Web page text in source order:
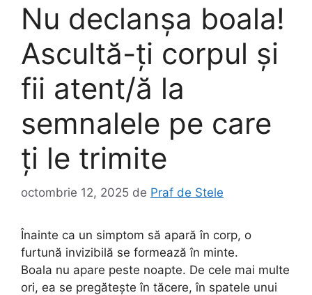
Nu declanșa boala!
Ascultă-ți corpul și
fii atent/ă la
semnalele pe care
ți le trimite
octombrie 12, 2025 de Praf de Stele
Înainte ca un simptom să apară în corp, o
furtună invizibilă se formează în minte.
Boala nu apare peste noapte. De cele mai multe
ori, ea se pregătește în tăcere, în spatele unui